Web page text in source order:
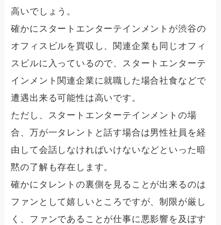
高いでしょう。
確かにスタートエンターテインメントが渋谷の
オフィスビルを買収し、関連企業も同じオフィ
スビルに入っているので、スタートエンターテ
インメント関連企業に就職した場合社食などで
遭遇出来る可能性は高いです。
ただし、スタートエンターテインメントの場
合、万が一タレントと話す場合は男性社員を経
由して会話しなければいけないなどといった暗
黙の了解も存在 します。
確かにタレントの裏側を見ることが出来るのは
ファンとして嬉しいところですが、制限が厳し
く、ファンであることが仕事に悪影響を及ぼす